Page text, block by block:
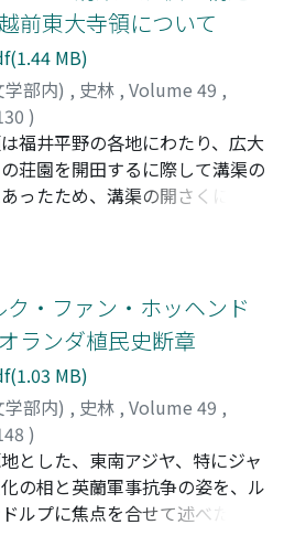
知的伝統、宗教的心情において
を継承するものであり、彼らが
は一七世紀においてピュァリタ
に外ならない。すなわち、完全
する国家機構の形成こそが彼ら
前東大寺領について
MB)
部内) , 史林 , Volume 49 ,
)
;ミズノ, トキジ
福井平野の各地にわたり、広大
荘園を開田するに際して溝渠の
ったため、溝渠の開さくにとも
た。そのうち、溝渠の規模・構
の観点から沢田吾一氏、宝月圭
哉氏等のすぐれた研究がなされ
先学によってなされた溝渠の規
氏と亀田氏の見解には相違があ
ていて、そこには種々相がある
いても、沢田・亀田・虎尾の各
も、必ずしも合致するものでは
考を検討し、そこにできるだけ
ようとしたのが本稿のねらいで
える丈の長さが、当時の尺度で
いかぎり、溝渠の規模や構造を
・ファン・ホッヘンド
ランダ植民史断章
MB)
部内) , 史林 , Volume 49 ,
)
;タブチ, ヤスオ
とした、東南アジヤ、特にジャ
の相と英蘭軍事抗争の姿を、ル
ルプに焦点を合せて述べたもの
十九世紀初頭にかけて東南アジ